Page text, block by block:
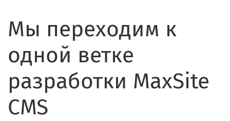
Мы переходим к
одной ветке
разработки MaxSite
CMS